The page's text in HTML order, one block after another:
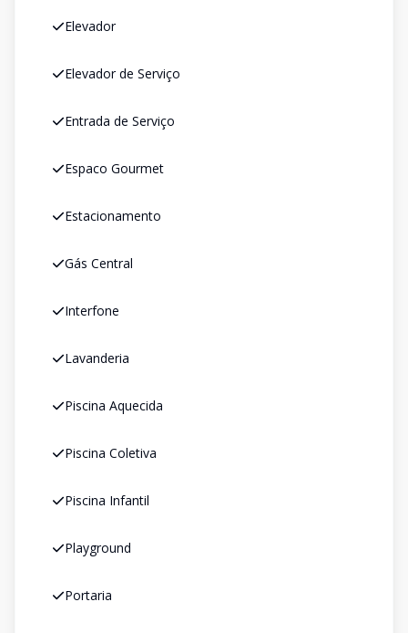
Elevador
Elevador de Serviço
Entrada de Serviço
Espaco Gourmet
Estacionamento
Gás Central
Interfone
Lavanderia
Piscina Aquecida
Piscina Coletiva
Piscina Infantil
Playground
Portaria